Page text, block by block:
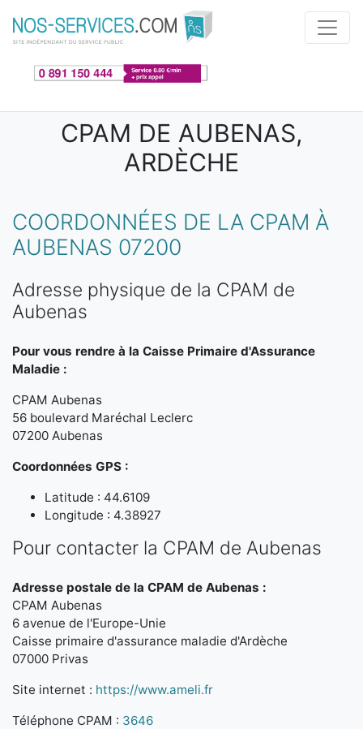
Aller au contenu principal
CPAM DE AUBENAS,
ARDÈCHE
COORDONNÉES DE LA CPAM À
AUBENAS 07200
Adresse physique de la CPAM de
Aubenas
Pour vous rendre à la Caisse Primaire d'Assurance
Maladie :
CPAM Aubenas
56 boulevard Maréchal Leclerc
07200 Aubenas
Coordonnées GPS :
Latitude : 44.6109
Longitude : 4.38927
Pour contacter la CPAM de Aubenas
Adresse postale de la CPAM de Aubenas :
CPAM Aubenas
6 avenue de l'Europe-Unie
Caisse primaire d'assurance maladie d'Ardèche
07000 Privas
Site internet : https://www.ameli.fr
Téléphone CPAM : 3646